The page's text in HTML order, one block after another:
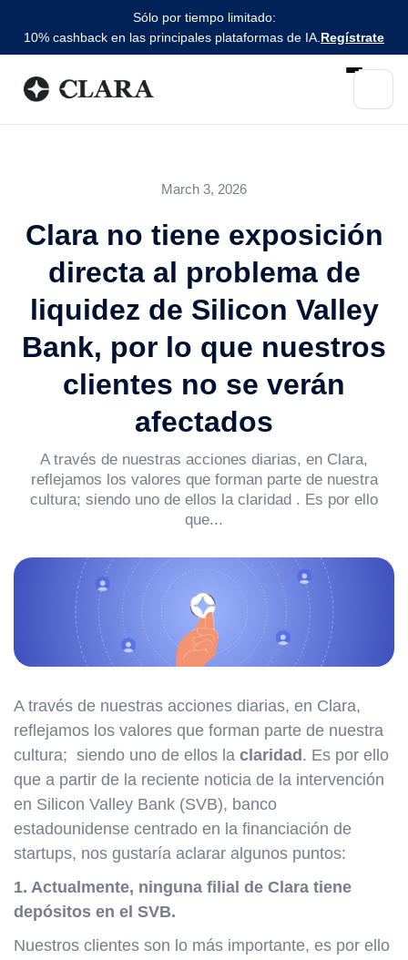
Sólo por tiempo limitado:
10% cashback en las principales plataformas de IA. Regístrate
March 3, 2026
Clara no tiene exposición
directa al problema de
liquidez de Silicon Valley
Bank, por lo que nuestros
clientes no se verán
afectados
A través de nuestras acciones diarias, en Clara,
reflejamos los valores que forman parte de nuestra
cultura; siendo uno de ellos la claridad . Es por ello
que...
A través de nuestras acciones diarias, en Clara,
reflejamos los valores que forman parte de nuestra
cultura; siendo uno de ellos la claridad . Es por ello
que a partir de la reciente noticia de la intervención
en Silicon Valley Bank (SVB), banco
estadounidense centrado en la financiación de
startups, nos gustaría aclarar algunos puntos:
1. Actualmente, ninguna filial de Clara tiene
depósitos en el SVB.
Nuestros clientes son lo más importante, es por ello